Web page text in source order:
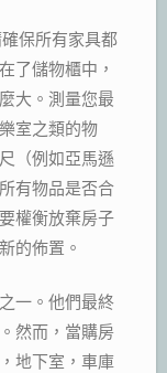
保所有家具都
了儲物櫃中，
大。測量您最
室之類的物
（例如亞馬遜
有物品是否合
權衡放棄房子
的佈置。
一。他們最終
然而，當購房
地下室，車庫